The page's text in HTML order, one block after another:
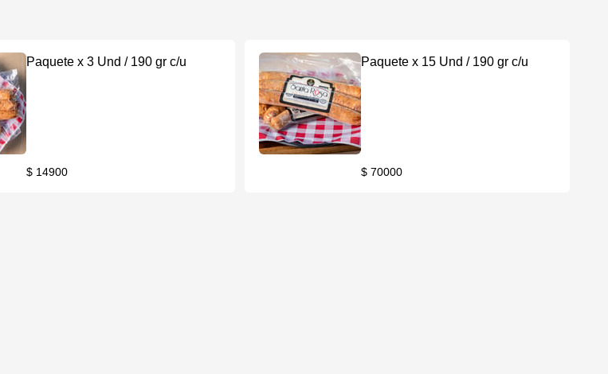
Paquete x 3 Und / 190 gr c/u
$ 14900
Paquete x 15 Und / 190 gr c/u
$ 70000